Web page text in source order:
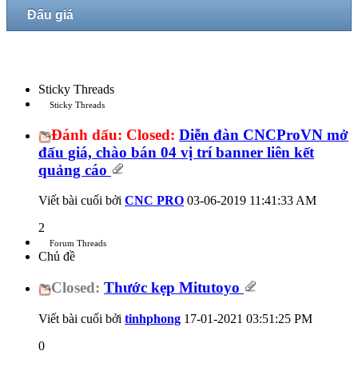
Đấu giá
Sticky Threads
Sticky Threads
Đánh dấu: Closed: Diễn đàn CNCProVN mở
đấu giá, chào bán 04 vị trí banner liên kết
quảng cáo
Viết bài cuối bởi CNC PRO 03-06-2019 11:41:33 AM
2
Forum Threads
Chủ đề
Closed: Thước kẹp Mitutoyo
Viết bài cuối bởi tinhphong 17-01-2021 03:51:25 PM
0